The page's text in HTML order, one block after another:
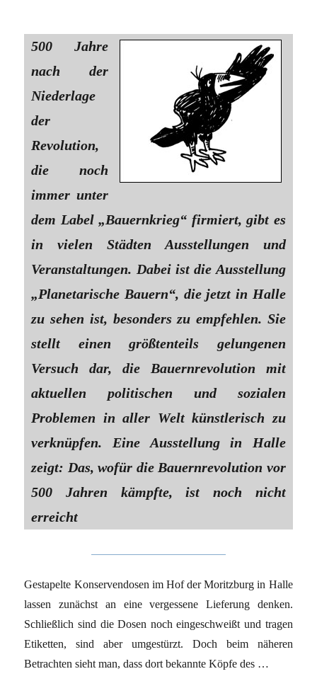
500 Jahre
nach der
Niederlage
der
Revolution,
die noch
immer unter
dem Label „Bauernkrieg“ firmiert, gibt es
in vielen Städten Ausstellungen und
Veranstaltungen. Dabei ist die Ausstellung
„Planetarische Bauern“, die jetzt in Halle
zu sehen ist, besonders zu empfehlen. Sie
stellt einen größtenteils gelungenen
Versuch dar, die Bauernrevolution mit
aktuellen politischen und sozialen
Problemen in aller Welt künstlerisch zu
verknüpfen. Eine Ausstellung in Halle
zeigt: Das, wofür die Bauernrevolution vor
500 Jahren kämpfte, ist noch nicht
erreicht
Gestapelte Konservendosen im Hof der Moritzburg in Halle
lassen zunächst an eine vergessene Lieferung denken.
Schließlich sind die Dosen noch eingeschweißt und tragen
Etiketten, sind aber umgestürzt. Doch beim näheren
Betrachten sieht man, dass dort bekannte Köpfe des …